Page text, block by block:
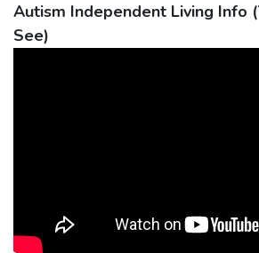
Autism Independent Living Info
See)